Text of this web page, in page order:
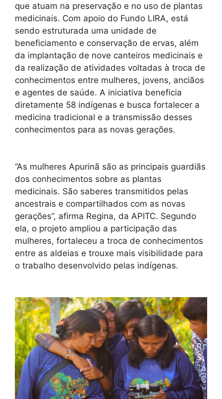
que atuam na preservação e no uso de plantas
medicinais. Com apoio do Fundo LIRA, está
sendo estruturada uma unidade de
beneficiamento e conservação de ervas, além
da implantação de nove canteiros medicinais e
da realização de atividades voltadas à troca de
conhecimentos entre mulheres, jovens, anciãos
e agentes de saúde. A iniciativa beneficia
diretamente 58 indígenas e busca fortalecer a
medicina tradicional e a transmissão desses
conhecimentos para as novas gerações.
“As mulheres Apurinã são as principais guardiãs
dos conhecimentos sobre as plantas
medicinais. São saberes transmitidos pelas
ancestrais e compartilhados com as novas
gerações”, afirma Regina, da APITC. Segundo
ela, o projeto ampliou a participação das
mulheres, fortaleceu a troca de conhecimentos
entre as aldeias e trouxe mais visibilidade para
o trabalho desenvolvido pelas indígenas.